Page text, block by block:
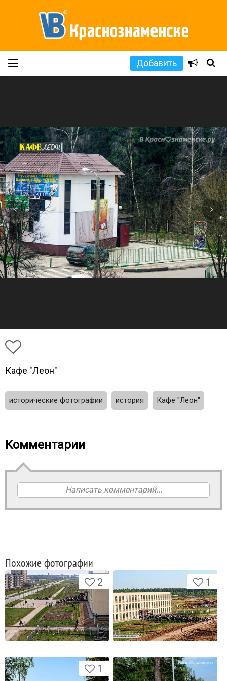
Добавить
Кафе "Леон"
исторические фотографии история Кафе "Леон"
Комментарии
Написать комментарий...
Похожие фотографии
2 1
1